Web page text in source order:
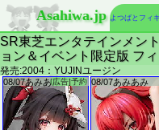
Asahiwa.jp よつばとフィ
SR東芝エンタテインメン
ョン＆イベント限定版 フ
発売:2004：YUJINユージン